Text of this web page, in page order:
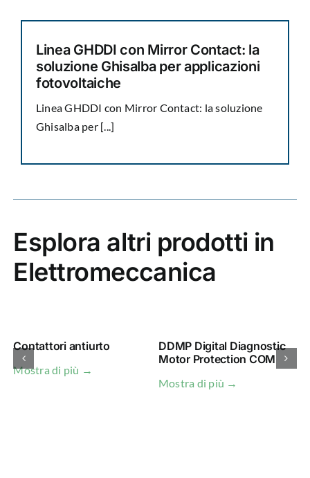
Linea GHDDI con Mirror Contact: la
soluzione Ghisalba per applicazioni
fotovoltaiche
Linea GHDDI con Mirror Contact: la soluzione
Ghisalba per [...]
Esplora altri prodotti in
Elettromeccanica
Contattori antiurto
Mostra di più →
DDMP Digital Diagnostic
Motor Protection COM
Mostra di più →